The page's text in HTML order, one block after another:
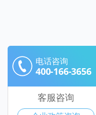
电话咨询
400-166-3656
客服咨询